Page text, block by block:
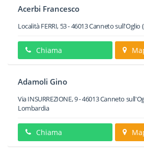
Acerbi Francesco
Località FERRI, 53-46013Canneto sull'Oglio
Chiama
Adamoli Gino
Via INSURREZIONE, 9-46013Canneto
Lombardia
Chiama